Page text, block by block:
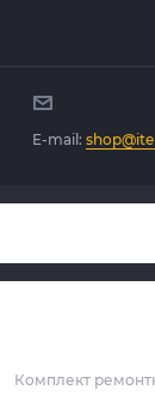
E-mail:
Комплект